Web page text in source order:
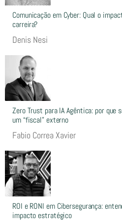
Comunicação em Cyber: Qual o
carreira?
Denis Nesi
Zero Trust para IA Agêntica: por que
um “fiscal” externo
Fabio Correa Xavier
ROI e RONI em Cibersegurança:
impacto estratégico